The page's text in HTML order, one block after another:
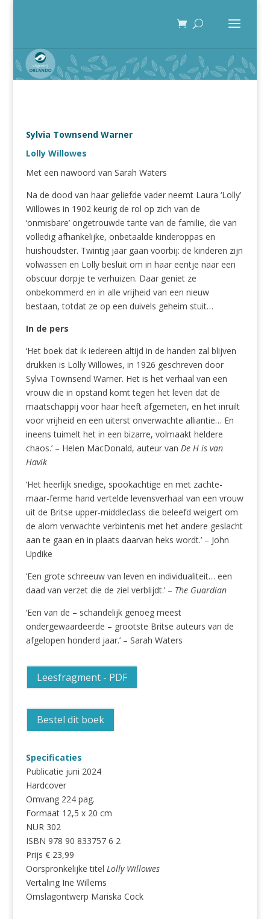
Sylvia Townsend Warner
Lolly Willowes
Met een nawoord van Sarah Waters
Na de dood van haar geliefde vader neemt Laura ‘Lolly’
Willowes in 1902 keurig de rol op zich van de
‘onmisbare’ ongetrouwde tante van de familie, die van
volledig afhankelijke, onbetaalde kinderoppas en
huishoudster. Twintig jaar gaan voorbij: de kinderen zijn
volwassen en Lolly besluit om in haar eentje naar een
obscuur dorpje te verhuizen. Daar geniet ze
onbekommerd en in alle vrijheid van een nieuw
bestaan, totdat ze op een duivels geheim stuit…
In de pers
‘Het boek dat ik iedereen altijd in de handen zal blijven
drukken is Lolly Willowes, in 1926 geschreven door
Sylvia Townsend Warner. Het is het verhaal van een
vrouw die in opstand komt tegen het leven dat de
maatschappij voor haar heeft afgemeten, en het inruilt
voor vrijheid en een uiterst onverwachte alliantie… En
ineens tuimelt het in een bizarre, volmaakt heldere
chaos.’ – Helen MacDonald, auteur van De H is van
Havik
‘Het heerlijk snedige, spookachtige en met zachte-
maar-ferme hand vertelde levensverhaal van een vrouw
uit de Britse upper-middleclass die beleefd weigert om
de alom verwachte verbintenis met het andere geslacht
aan te gaan en in plaats daarvan heks wordt.’ – John
Updike
‘Een grote schreeuw van leven en individualiteit… een
daad van verzet die de ziel verblijdt.’ – The Guardian
‘Een van de – schandelijk genoeg meest
ondergewaardeerde – grootste Britse auteurs van de
afgelopen honderd jaar.’ – Sarah Waters
Leesfragment - PDF
Bestel dit boek
Specificaties
Publicatie juni 2024
Hardcover
Omvang 224 pag.
Formaat 12,5 x 20 cm
NUR 302
ISBN 978 90 833757 6 2
Prijs € 23,99
Oorspronkelijke titel Lolly Willowes
Vertaling Ine Willems
Omslagontwerp Mariska Cock